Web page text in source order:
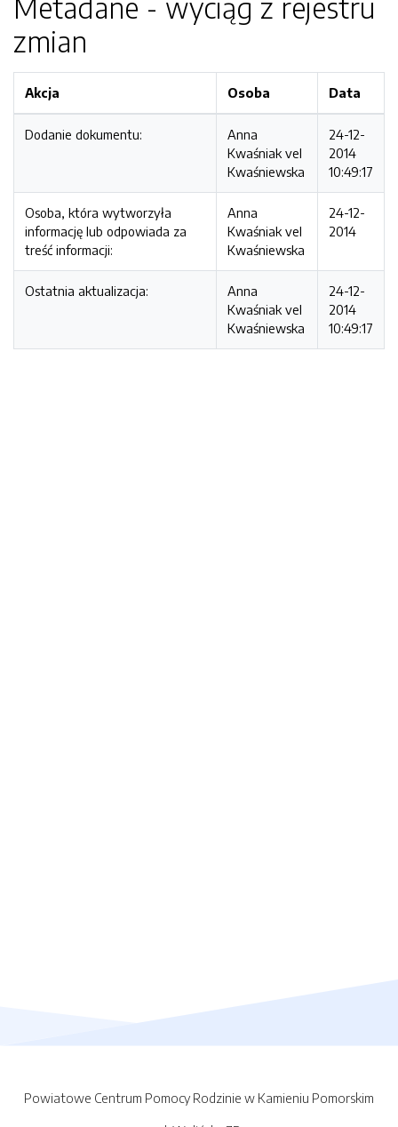
Metadane - wyciąg z rejestru
zmian
Akcja Osoba Data
Dodanie dokumentu:
Anna
Kwaśniak vel
Kwaśniewska
24-12-
2014
10:49:17
Osoba, która wytworzyła
informację lub odpowiada za
treść informacji:
Anna
Kwaśniak vel
Kwaśniewska
24-12-
2014
Ostatnia aktualizacja:
Anna
Kwaśniak vel
Kwaśniewska
24-12-
2014
10:49:17
Powiatowe Centrum Pomocy Rodzinie w Kamieniu Pomorskim